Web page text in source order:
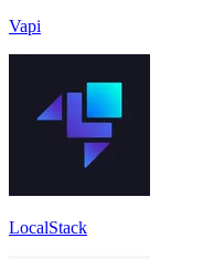
Vapi
LocalStack